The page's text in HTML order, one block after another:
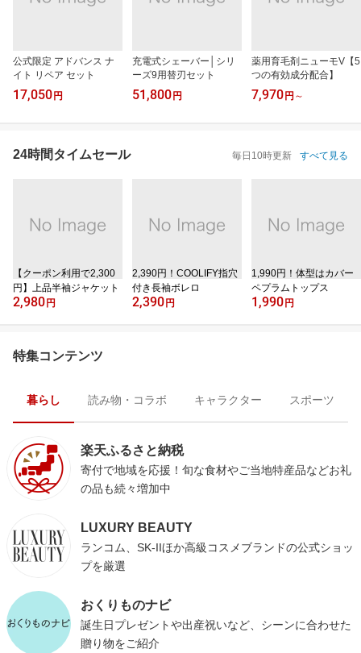
公式限定 アドバンス ナ
イト リペア セット
17,050 円
充電式シェーバー│シリ
ーズ9用替刃セット
51,800 円
薬用育毛剤ニューモV【5
つの有効成分配合】
7,970 円 ～
24時間タイムセール 毎日10時更新 すべて見る
【クーポン利用で2,300
円】上品半袖ジャケット
2,980 円
2,390円！COOLIFY指穴
付き長袖ボレロ
2,390 円
1,990円！体型はカバー
ペプラムトップス
1,990 円
特集コンテンツ
暮らし 読み物・コラボ キャラクター スポーツ
楽天ふるさと納税
寄付で地域を応援！旬な食材やご当地特産品などお礼
の品も続々増加中
LUXURY BEAUTY
ランコム、SK-IIほか高級コスメブランドの公式ショッ
プを厳選
おくりものナビ
誕生日プレゼントや出産祝いなど、シーンに合わせた
贈り物をご紹介